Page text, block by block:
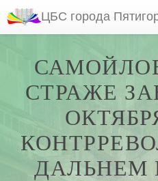
ЦБС города
СТРАЖЕ
ДАЛЬНЕМ